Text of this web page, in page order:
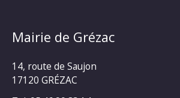
Mairie de Grézac
14, route de Saujon
17120 GRÉZAC